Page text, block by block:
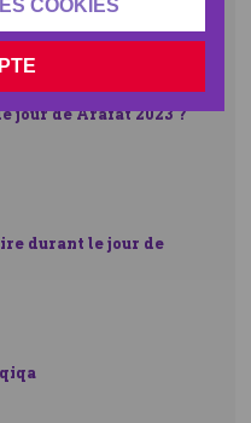
COOKIES
distribués à 240 420
par 24 510
jour de Arafat 2023 ?
durant le jour de